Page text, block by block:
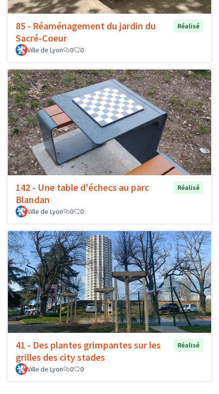
85 - Réaménagement du jardin du
Sacré-Coeur
Réalisé
Ville de Lyon 0 0
142 - Une table d'échecs au parc
Blandan
Réalisé
Ville de Lyon 0 0
41 - Des plantes grimpantes sur les
grilles des city stades
Réalisé
Ville de Lyon 0 0